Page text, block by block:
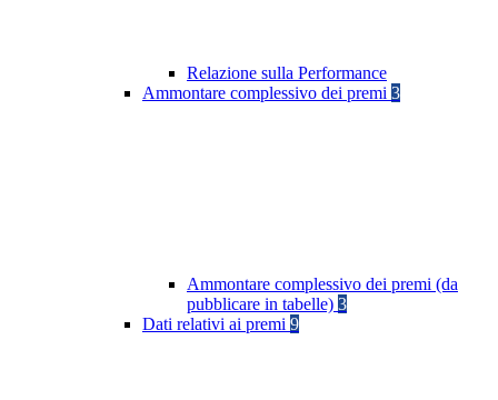
Relazione sulla Performance
Ammontare complessivo dei premi 3
Ammontare complessivo dei premi (da
pubblicare in tabelle) 3
Dati relativi ai premi 9